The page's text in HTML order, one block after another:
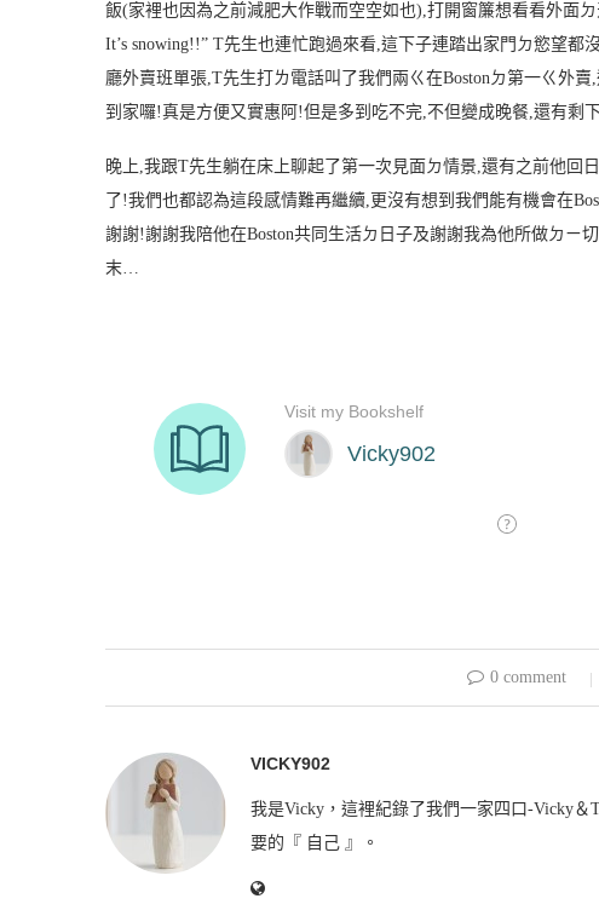
飯(家裡也因為之前減肥大作戰而空空如也),打開窗簾想看看外面
It’s snowing!!” T先生也連忙跑過來看,這下子連踏出家門ㄉ慾望都
廳外賣班單張,T先生打ㄌ電話叫了我們兩ㄍ在Bostonㄉ第一ㄍ外賣,
到家囉!真是方便又實惠阿 !但是多到吃不完,不但變成晚餐,還有剩
晚上,我跟T先生躺在床上聊起了第一次見面ㄉ情景,還有之前他回
了!我們也都認為這段感情難再繼續, 更沒有想到我們能有機會在
謝謝!謝謝我陪他在Boston共同生活ㄉ日子及謝謝我為他所做ㄉㄧ切
末…
0 comment
VICKY902
我是Vicky，這裡紀錄了我們一家四口-Vicky
要的『 自己 』。